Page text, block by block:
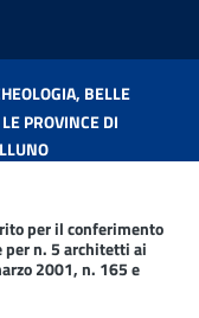
BELLE
PROVINCE DI
per il conferimento
n. 5 architetti ai
2001, n. 165 e